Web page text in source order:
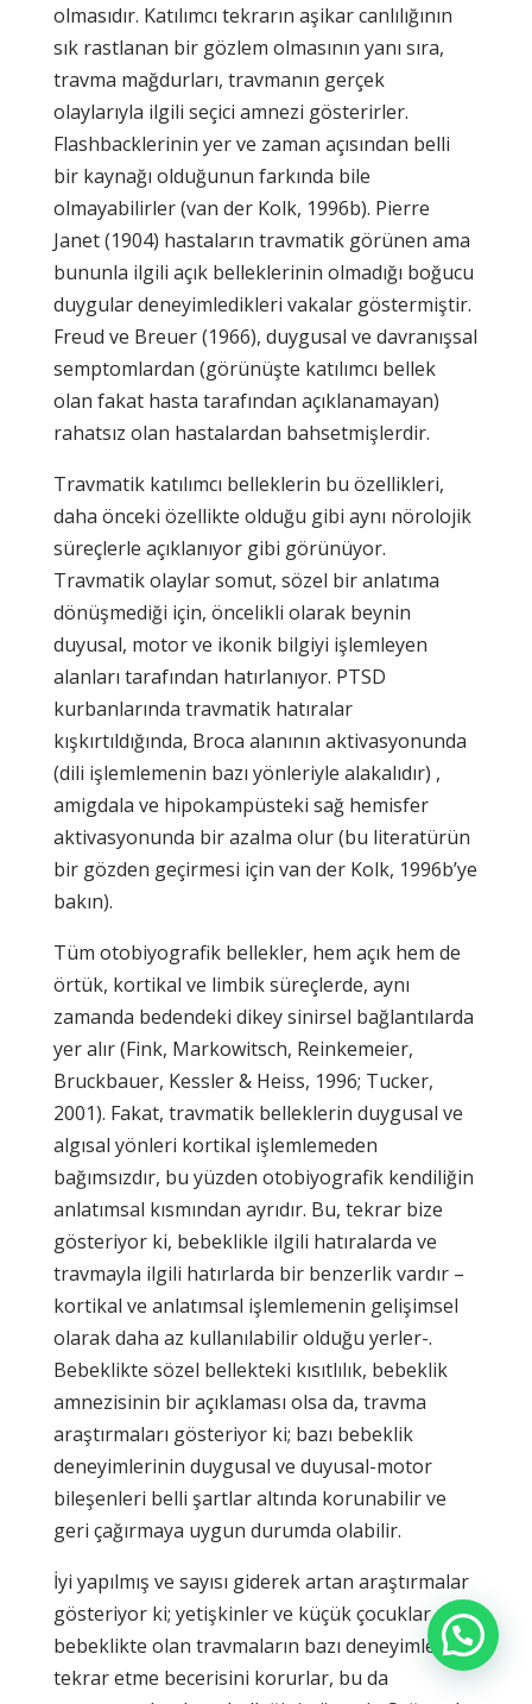
olmasıdır. Katılımcı tekrarın aşikar canlılığının
sık rastlanan bir gözlem olmasının yanı sıra,
travma mağdurları, travmanın gerçek
olaylarıyla ilgili seçici amnezi gösterirler.
Flashbacklerinin yer ve zaman açısından belli
bir kaynağı olduğunun farkında bile
olmayabilirler (van der Kolk, 1996b). Pierre
Janet (1904) hastaların travmatik görünen ama
bununla ilgili açık belleklerinin olmadığı boğucu
duygular deneyimledikleri vakalar göstermiştir.
Freud ve Breuer (1966), duygusal ve davranışsal
semptomlardan (görünüşte katılımcı bellek
olan fakat hasta tarafından açıklanamayan)
rahatsız olan hastalardan bahsetmişlerdir.
Travmatik katılımcı belleklerin bu özellikleri,
daha önceki özellikte olduğu gibi aynı nörolojik
süreçlerle açıklanıyor gibi görünüyor.
Travmatik olaylar somut, sözel bir anlatıma
dönüşmediği için, öncelikli olarak beynin
duyusal, motor ve ikonik bilgiyi işlemleyen
alanları tarafından hatırlanıyor. PTSD
kurbanlarında travmatik hatıralar
kışkırtıldığında, Broca alanının aktivasyonunda
(dili işlemlemenin bazı yönleriyle alakalıdır) ,
amigdala ve hipokampüsteki sağ hemisfer
aktivasyonunda bir azalma olur (bu literatürün
bir gözden geçirmesi için van der Kolk, 1996b’ye
bakın).
Tüm otobiyografik bellekler, hem açık hem de
örtük, kortikal ve limbik süreçlerde, aynı
zamanda bedendeki dikey sinirsel bağlantılarda
yer alır (Fink, Markowitsch, Reinkemeier,
Bruckbauer, Kessler & Heiss, 1996; Tucker,
2001). Fakat, travmatik belleklerin duygusal ve
algısal yönleri kortikal işlemlemeden
bağımsızdır, bu yüzden otobiyografik kendiliğin
anlatımsal kısmından ayrıdır. Bu, tekrar bize
gösteriyor ki, bebeklikle ilgili hatıralarda ve
travmayla ilgili hatırlarda bir benzerlik vardır –
kortikal ve anlatımsal işlemlemenin gelişimsel
olarak daha az kullanılabilir olduğu yerler-.
Bebeklikte sözel bellekteki kısıtlılık, bebeklik
amnezisinin bir açıklaması olsa da, travma
araştırmaları gösteriyor ki; bazı bebeklik
deneyimlerinin duygusal ve duyusal-motor
bileşenleri belli şartlar altında korunabilir ve
geri çağırmaya uygun durumda olabilir.
İyi yapılmış ve sayısı giderek artan araştırmalar
gösteriyor ki; yetişkinler ve küçük çocuklar,
bebeklikte olan travmaların bazı deneyimlerini
tekrar etme becerisini korurlar, bu da